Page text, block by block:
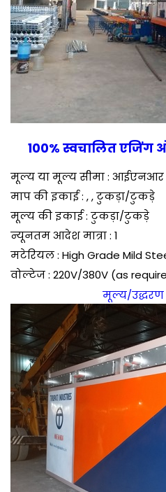
100% स्वचालित एजिंग
मूल्य या मूल्य सीमा : आईएनआर
माप की इकाई : , , टुकड़ा/टुकड़े
मूल्य की इकाई : टुकड़ा/टुकड़े
न्यूनतम आदेश मात्रा : 1
मटेरियल : High Grade Mild
वोल्टेज : 220V/380V (as
मूल्य/उद्धरण